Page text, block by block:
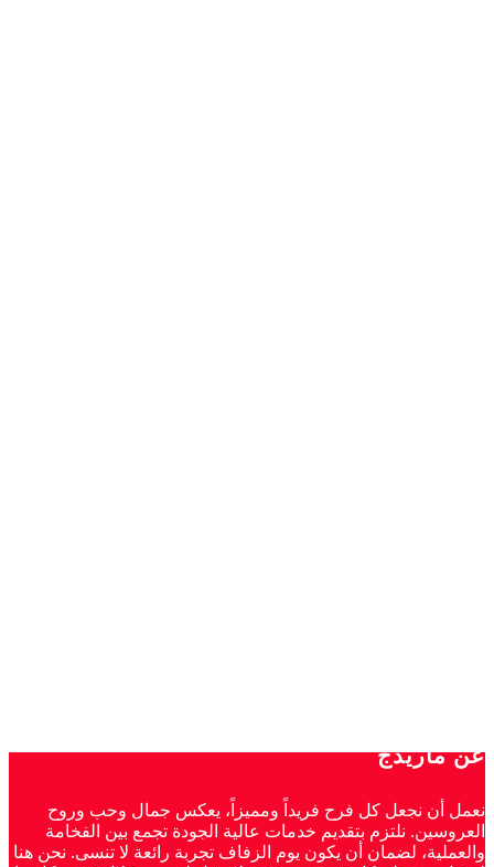
عن ماريدج
نعمل أن نجعل كل فرح فريداً ومميزاً، يعكس جمال وحب وروح
العروسين. نلتزم بتقديم خدمات عالية الجودة تجمع بين الفخامة
والعملية، لضمان أن يكون يوم الزفاف تجربة رائعة لا تنسى. نحن هنا